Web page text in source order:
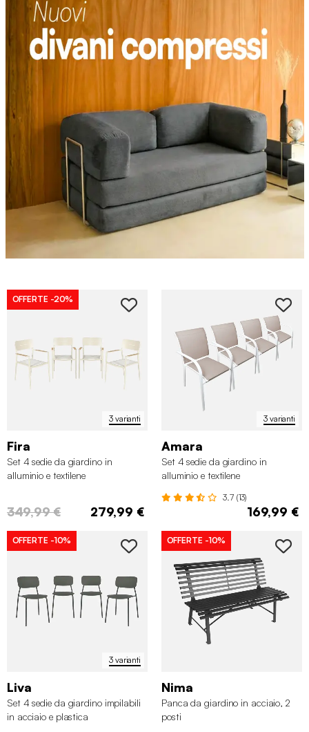
3 varianti
OFFERTE -20%
Fira
Set 4 sedie da giardino in
alluminio e textilene
349,99 € 279,99 €
3 varianti
Amara
Set 4 sedie da giardino in
alluminio e textilene
3.7 (13)
169,99 €
3 varianti
OFFERTE -10%
Liva
Set 4 sedie da giardino impilabili
in acciaio e plastica
OFFERTE -10%
Nima
Panca da giardino in acciaio, 2
posti